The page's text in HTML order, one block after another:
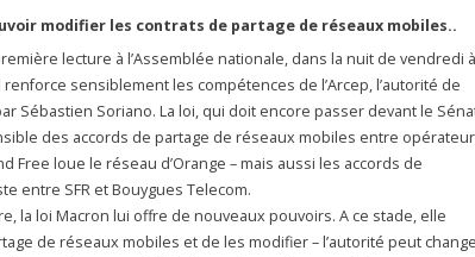
modifier les contrats de partage de réseaux mobiles..
lecture à l’Assemblée nationale, dans la nuit de vendredi à
sensiblement les compétences de l’Arcep, l’autorité de
Sébastien Soriano. La loi, qui doit encore passer devant le
des accords de partage de réseaux mobiles entre
Free loue le réseau d’Orange – mais aussi les accords de
entre SFR et Bouygues Telecom.
la loi Macron lui offre de nouveaux pouvoirs. A ce stade, elle
de réseaux mobiles et de les modifier – l’autorité peut